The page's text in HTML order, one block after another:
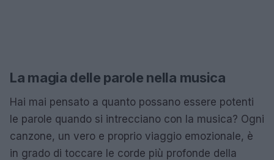
La magia delle parole nella musica
Hai mai pensato a quanto possano essere potenti
le parole quando si intrecciano con la musica? Ogni
canzone, un vero e proprio viaggio emozionale, è
in grado di toccare le corde più profonde della